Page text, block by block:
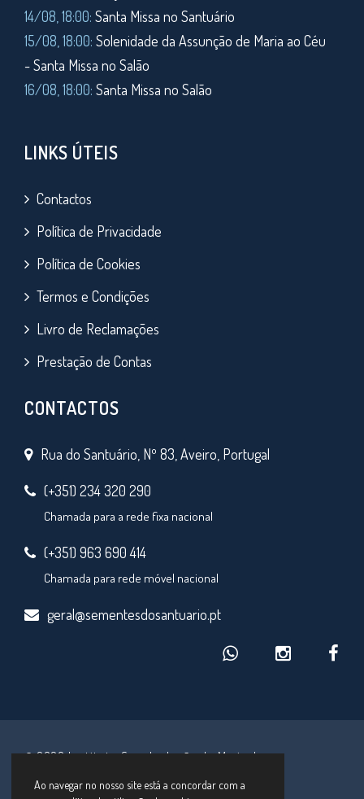
Ao navegar no nosso site está a concordar com a
14/08, 18:00: Santa Missa no Santuário
15/08, 18:00: Solenidade da Assunção de Maria ao Céu
- Santa Missa no Salão
16/08, 18:00: Santa Missa no Salão
LINKS ÚTEIS
Contactos
Política de Privacidade
Política de Cookies
Termos e Condições
Livro de Reclamações
Prestação de Contas
CONTACTOS
Rua do Santuário, Nº 83, Aveiro, Portugal
(+351) 234 320 290
Chamada para a rede fixa nacional
(+351) 963 690 414
Chamada para rede móvel nacional
geral@sementesdosantuario.pt
© 2026 Instituto Secular Irmãs de Maria de
Schoenstatt